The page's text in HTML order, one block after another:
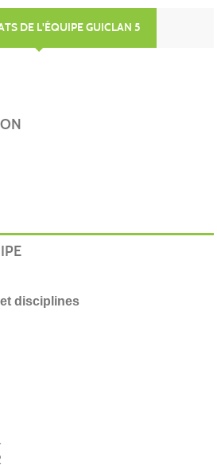
DE L'ÉQUIPE GUICLAN 5
disciplines